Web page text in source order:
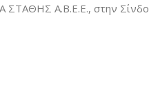
ΣΤΑΘΗΣ Α.Β.Ε.Ε., στην Σίνδο